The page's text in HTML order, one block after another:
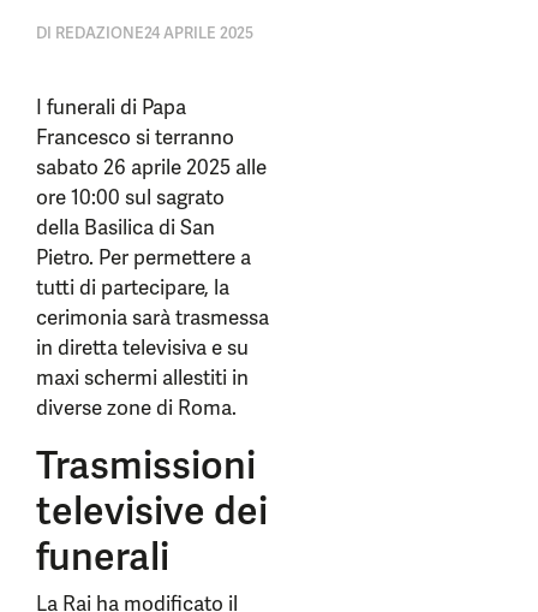
DI REDAZIONE24 APRILE 2025
I funerali di Papa
Francesco si terranno
sabato 26 aprile 2025 alle
ore 10:00 sul sagrato
della Basilica di San
Pietro. Per permettere a
tutti di partecipare, la
cerimonia sarà trasmessa
in diretta televisiva e su
maxi schermi allestiti in
diverse zone di Roma.
Trasmissioni
televisive dei
funerali
La Rai ha modificato il